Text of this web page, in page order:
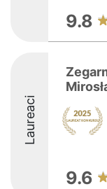
9.8
Laureaci
9.6